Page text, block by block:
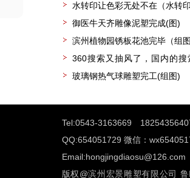
水转印让色彩无处不在（水转印
御医牛天齐雕像泥塑完成(图)
滨州植物园锈板花池完毕（组图
360搜索又抽风了，国内的搜
了？玻璃钢热气球雕塑完工(组图)
Tel:0543-3163669
QQ:654051729 微信：
Email:hongjingdiaosu@126.com
版权@滨州宏景雕塑有限公司